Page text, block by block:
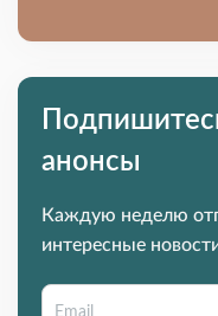
анонсы
Каждую неделю
интересные